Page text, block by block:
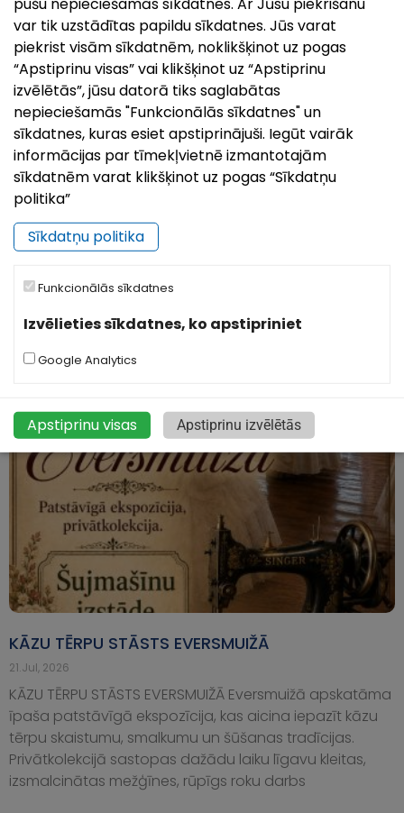
Pilsētas svētki`26 | Ludzai 849
Kā ierasts, augusta otrajā nedēļas nogalē uz svētkiem
aicina senākā Latvijas pilsēta – Ludza! Šogad Ludza
augustam pilsēta būs piepildīta
KĀZU TĒRPU STĀSTS EVERSMUIŽĀ
21.Jul, 2026
KĀZU TĒRPU STĀSTS EVERSMUIŽĀ Eversmuižā apskatāma
īpaša patstāvīgā ekspozīcija, kas aicina iepazīt kāzu
tērpu skaistumu, smalkumu un šūšanas tradīcijas.
Privātkolekcijā sastopas dažādu laiku līgavu kleitas,
izsmalcinātas mežģīnes, rūpīgs roku darbs
var tik uzstādītas papildu sīkdatnes. Jūs varat
piekrist visām sīkdatnēm, noklikšķinot uz pogas
“Apstiprinu visas” vai klikšķinot uz “Apstiprinu
izvēlētās”, jūsu datorā tiks saglabātas
nepieciešamās "Funkcionālās sīkdatnes" un
sīkdatnes, kuras esiet apstiprinājuši. Iegūt vairāk
informācijas par tīmekļvietnē izmantotajām
sīkdatnēm varat klikšķinot uz pogas “Sīkdatņu
politika”
Sīkdatņu politika
Funkcionālās sīkdatnes
Izvēlieties sīkdatnes, ko apstipriniet
Google Analytics
Apstiprinu visas Apstiprinu izvēlētās